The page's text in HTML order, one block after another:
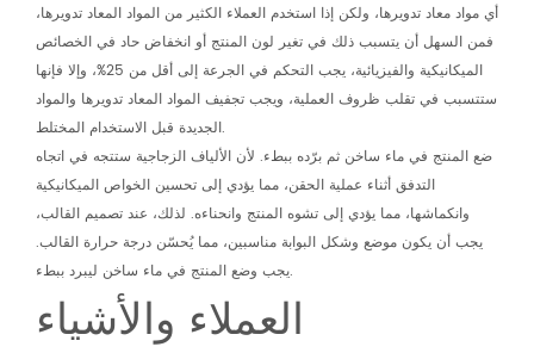
أي مواد معاد تدويرها، ولكن إذا استخدم العملاء الكثير من المواد المعاد تدويرها،
فمن السهل أن يتسبب ذلك في تغير لون المنتج أو انخفاض حاد في الخصائص
الميكانيكية والفيزيائية، يجب التحكم في الجرعة إلى أقل من 25%، وإلا فإنها
ستتسبب في تقلب ظروف العملية، ويجب تجفيف المواد المعاد تدويرها والمواد
الجديدة قبل الاستخدام المختلط.
ضع المنتج في ماء ساخن ثم برّده ببطء. لأن الألياف الزجاجية ستتجه في اتجاه
التدفق أثناء عملية الحقن، مما يؤدي إلى تحسين الخواص الميكانيكية
وانكماشها، مما يؤدي إلى تشوه المنتج وانحناءه. لذلك، عند تصميم القالب،
يجب أن يكون موضع وشكل البوابة مناسبين، مما يُحسّن درجة حرارة القالب.
يجب وضع المنتج في ماء ساخن ليبرد ببطء.
العملاء والأشياء